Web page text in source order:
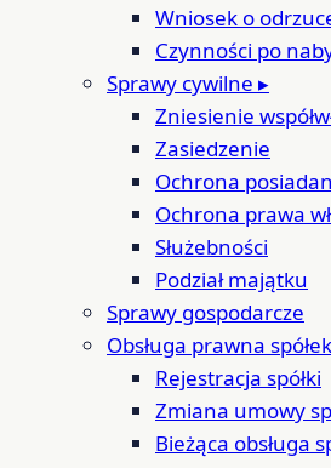
Wniosek o
Czynności po
Sprawy cywilne ▸
Zniesienie
Zasiedzenie
Ochrona
Ochrona prawa
Służebności
Podział majątku
Sprawy gospodarcze
Obsługa prawna spółek
Rejestracja spółki
Zmiana umowy
Bieżąca obsługa